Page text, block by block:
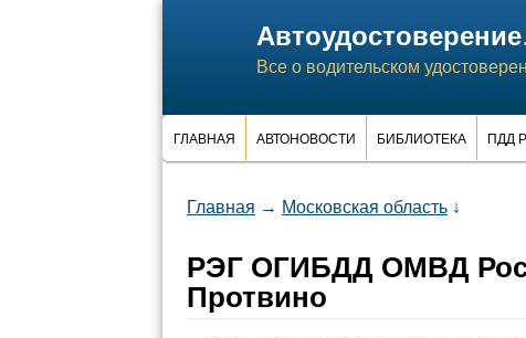
Автоудостоверение
Все о водительском
ГЛАВНАЯ АВТОНОВОСТИ БИБЛИОТЕКА ПДД
Главная → Московская область ↓
РЭГ ОГИБДД ОМВД
Протвино